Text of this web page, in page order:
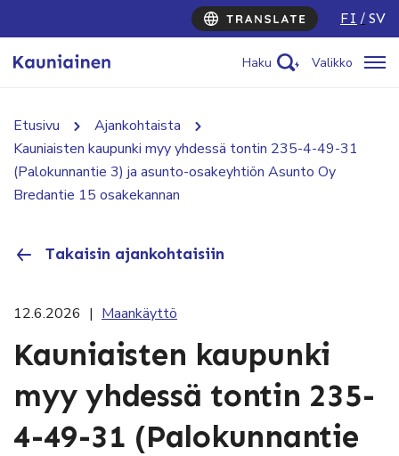
FI SV
Haku Valikko
Etusivu
Ajankohtaista
Kauniaisten kaupunki myy yhdessä tontin 235-4-49-31
(Palokunnantie 3) ja asunto-osakeyhtiön Asunto Oy
Bredantie 15 osakekannan
Takaisin ajankohtaisiin
12.6.2026 | Maankäyttö
Kauniaisten kaupunki
myy yhdessä tontin 235-
4-49-31 (Palokunnantie